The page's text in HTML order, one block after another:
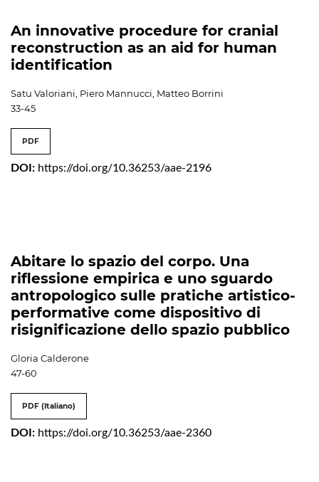
An innovative procedure for cranial
reconstruction as an aid for human
identification
Satu Valoriani, Piero Mannucci, Matteo Borrini
33-45
PDF
DOI: https://doi.org/10.36253/aae-2196
Abitare lo spazio del corpo. Una
riflessione empirica e uno sguardo
antropologico sulle pratiche artistico-
performative come dispositivo di
risignificazione dello spazio pubblico
Gloria Calderone
47-60
PDF (Italiano)
DOI: https://doi.org/10.36253/aae-2360